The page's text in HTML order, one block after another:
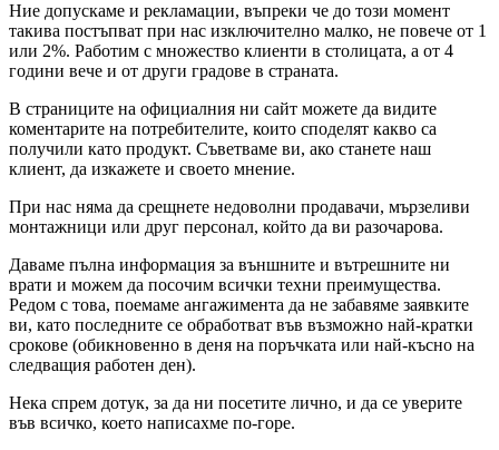
Ние допускаме и рекламации, въпреки че до този момент
такива постъпват при нас изключително малко, не повече от 1
или 2%. Работим с множество клиенти в столицата, а от 4
години вече и от други градове в страната.
В страниците на официалния ни сайт можете да видите
коментарите на потребителите, които споделят какво са
получили като продукт. Съветваме ви, ако станете наш
клиент, да изкажете и своето мнение.
При нас няма да срещнете недоволни продавачи, мързеливи
монтажници или друг персонал, който да ви разочарова.
Даваме пълна информация за външните и вътрешните ни
врати и можем да посочим всички техни преимущества.
Редом с това, поемаме ангажимента да не забавяме заявките
ви, като последните се обработват във възможно най-кратки
срокове (обикновенно в деня на поръчката или най-късно на
следващия работен ден).
Нека спрем дотук, за да ни посетите лично, и да се уверите
във всичко, което написахме по-горе.